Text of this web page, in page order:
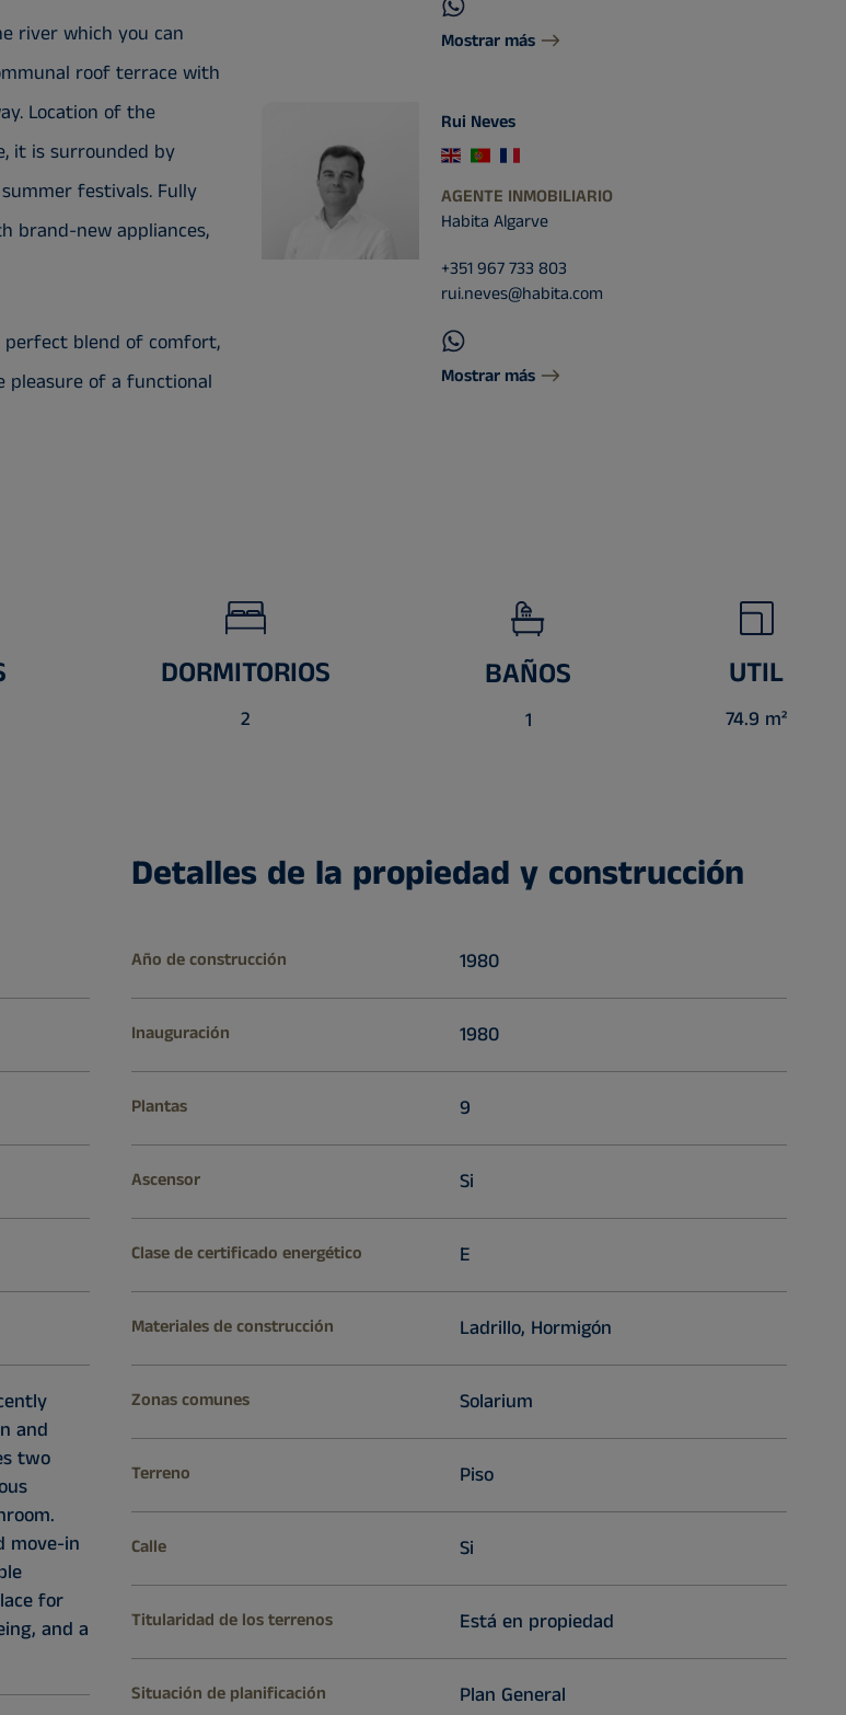
river which you can
roof terrace with
Location of the
it is surrounded by
festivals. Fully
brand-new appliances,
perfect blend of comfort,
pleasure of a functional
Mostrar más
Rui Neves
AGENTE INMOBILIARIO
Habita Algarve
+351 967 733 803
rui.neves@habita.com
Mostrar más
DORMITORIOS
2
BAÑOS
1
UTIL
74.9 m²
and
two
move-in
for
and a
Detalles de la propiedad y construcción
Año de construcción 1980
Inauguración 1980
Plantas 9
Ascensor Si
Clase de certificado energético E
Materiales de construcción Ladrillo, Hormigón
Zonas comunes Solarium
Terreno Piso
Calle Si
Titularidad de los terrenos Está en propiedad
Situación de planificación Plan General